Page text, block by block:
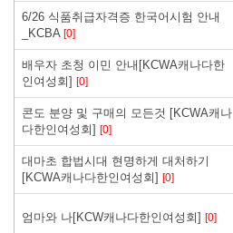
6/26 식품취급자격증 한국어시험 안내
_KCBA [0]
배우자 초청 이민 안내[KCWA캐나다한
인여성회] [0]
콘도 분양 및 구매의 모든것 [KCWA캐나
다한인여성회] [0]
대마초 합법시대 현명하게 대처하기
[KCWA캐나다한인여성회] [0]
엄마와 나[KCW캐나다한인여성회] [0]